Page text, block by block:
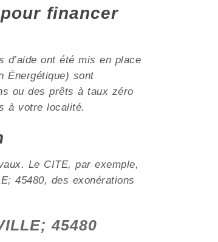
financer
d’aide ont été mis en place
Énergétique) sont
ou des prêts à taux zéro
à votre localité.
Le CITE, par exemple,
45480, des exonérations
45480